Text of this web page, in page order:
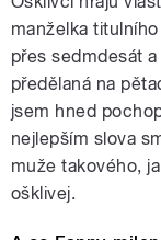
manželka
přes sedmdesát
předělaná na
jsem hned
nejlepším slova
muže takového,
ošklivej.